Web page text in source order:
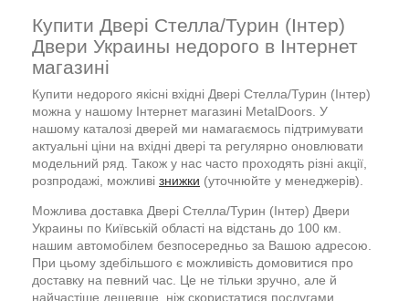
Купити Двері Стелла/Турин (Інтер)
Двери Украины недорого в Інтернет
магазині
Купити недорого якісні вхідні Двері Стелла/Турин (Інтер)
можна у нашому Інтернет магазині MetalDoors. У
нашому каталозі дверей ми намагаємось підтримувати
актуальні ціни на вхідні двері та регулярно оновлювати
модельний ряд. Також у нас часто проходять різні акції,
розпродажі, можливі знижки (уточнюйте у менеджерів).
Можлива доставка Двері Стелла/Турин (Інтер) Двери
Украины по Київській області на відстань до 100 км.
нашим автомобілем безпосередньо за Вашою адресою.
При цьому здебільшого є можливість домовитися про
доставку на певний час. Це не тільки зручно, але й
найчастіше дешевше, ніж скористатися послугами